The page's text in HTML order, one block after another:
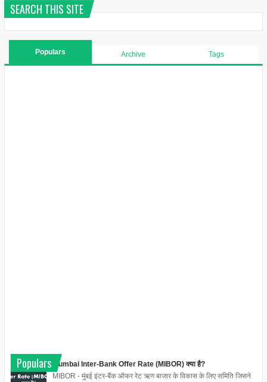
SEARCH THIS SITE
Populars Archive Tags
Populars
Mumbai Inter-Bank Offer Rate (MIBOR) क्या है?
MIBOR - मुंबई इंटर-बैंक ऑफर रेट ऋण बाजार के विकास के लिए समिति जिसने